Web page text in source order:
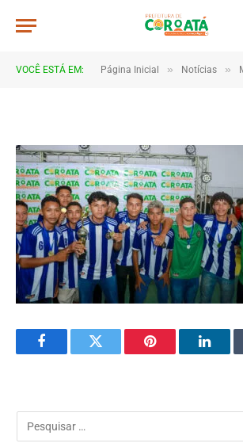
VOCÊ ESTÁ EM: Página Inicial » Notícias »
IMG_0080
FacebookTwitter Pinterest